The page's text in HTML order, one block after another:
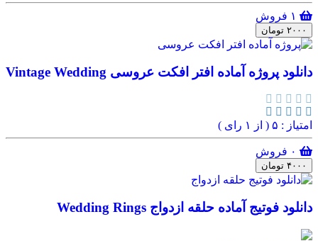
۲۰۰۰ تومان
دانلود پروژه آماده افتر افکت عروسی Vintage Wedding
امتیاز : ۵ ( از ۱ رای )
۴۰۰۰ تومان
دانلود فوتیج آماده حلقه ازدواج Wedding Rings